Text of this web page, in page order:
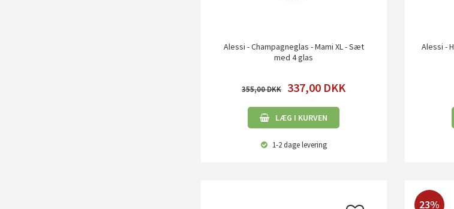
Alessi - Champagneglas - Mami XL - Sæt
med 4 glas
355,00 337,00 DKK
LÆG I KURVEN
1-2 dagelevering
Alessi -
23%